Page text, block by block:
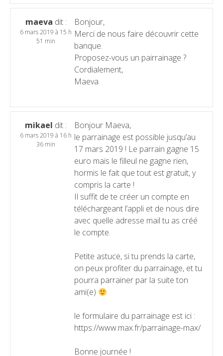
maeva dit :
6 mars 2019 à 15 h
51 min
Bonjour,
Merci de nous faire découvrir cette
banque.
Proposez-vous un pairrainage ?
Cordialement,
Maeva
mikael dit :
6 mars 2019 à 16 h
36 min
Bonjour Maeva,
le parrainage est possible jusqu’au
17 mars 2019 ! Le parrain gagne 15
euro mais le filleul ne gagne rien,
hormis le fait que tout est gratuit, y
compris la carte !
Il suffit de te créer un compte en
téléchargeant l’appli et de nous dire
avec quelle adresse mail tu as créé
le compte.
Petite astuce, si tu prends la carte,
on peux profiter du parrainage, et tu
pourra parrainer par la suite ton
ami(e)
le formulaire du parrainage est ici :
https://www.max.fr/parrainage-max/
Bonne journée !